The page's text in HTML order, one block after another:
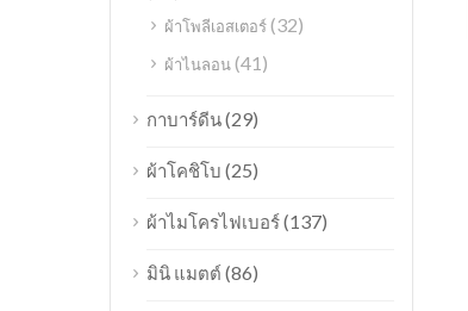
ผ้าโพลีเอสเตอร์(32)
ผ้าไนลอน(41)
กาบาร์ดีน(29)
ผ้าโคชิโบ (25)
ผ้าไมโครไฟเบอร์(137)
มินิ แมตต์(86)